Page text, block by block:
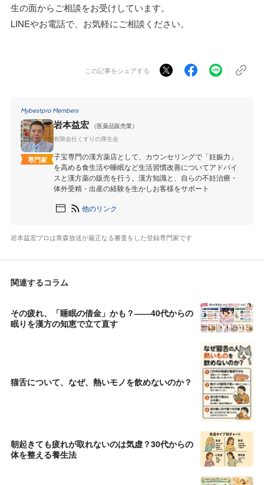
生の面からご相談をお受けしています。
LINEやお電話で、お気軽にご相談ください。
この記事をシェアする
Mybestpro Members
専門家
岩本益宏
（医薬品販売業）
有限会社くすりの厚生会
子宝専門の漢方薬店として、カウンセリングで「妊娠力」
を高める食生活や睡眠など生活習慣改善についてアドバイ
スと漢方薬の販売を行う。漢方知識と、自らの不妊治療・
体外受精・出産の経験を生かしお客様をサポート
他のリンク
岩本益宏プロは青森放送が厳正なる審査をした登録専門家です
関連するコラム
その疲れ、「睡眠の借金」かも？――40代からの
眠りを漢方の知恵で立て直す
猫舌について、なぜ、熱いモノを飲めないのか？
朝起きても疲れが取れないのは気虚？30代からの
体を整える養生法